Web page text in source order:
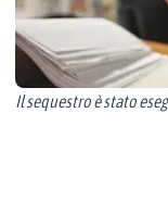
Il sequestro è stato